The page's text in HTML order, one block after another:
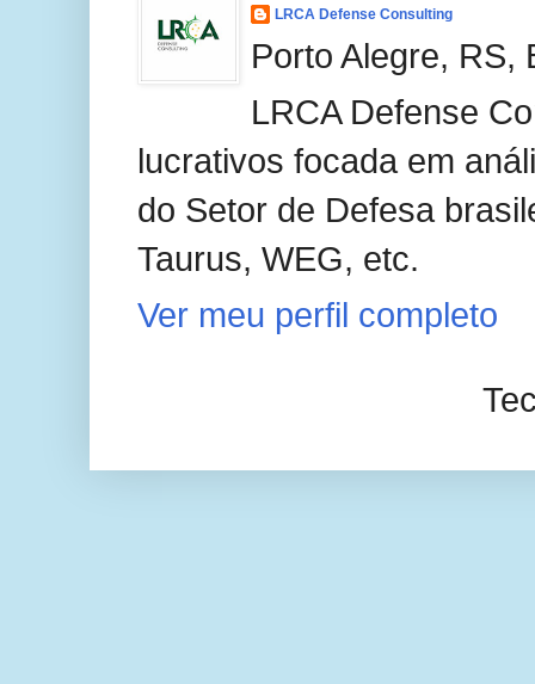
LRCA Defense Consulting
Porto Alegre, RS,
LRCA Defense
lucrativos focada em
do Setor de Defesa
Taurus, WEG, etc.
Ver meu perfil completo